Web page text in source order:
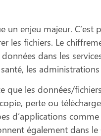
un enjeu majeur.
les fichiers. Le
dans les
les
que les données/
perte ou
d’applications comme
également dans